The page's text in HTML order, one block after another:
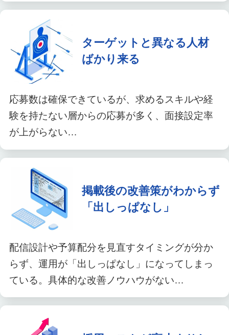
ターゲットと異なる人材
ばかり来る
応募数は確保できているが、求めるスキルや経
験を持たない層からの応募が多く、面接設定率
が上がらない…
掲載後の改善策がわからず
「出しっぱなし」
配信設計や予算配分を見直すタイミングが分か
らず、運用が「出しっぱなし」になってしまっ
ている。具体的な改善ノウハウがない…